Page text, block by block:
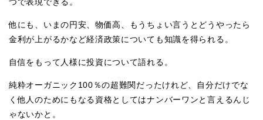
他にも、いまの円安、物価高、もうちょい言うとどうやったら
金利が上がるかなど経済政策についても知識を得られる。
自信をもって人様に投資について語れる。
純粋オーガニック100％の超難関だったけれど、自分だけでな
く他人のためにもなる資格としてはナンバーワンと言えるんじ
ゃないかと。